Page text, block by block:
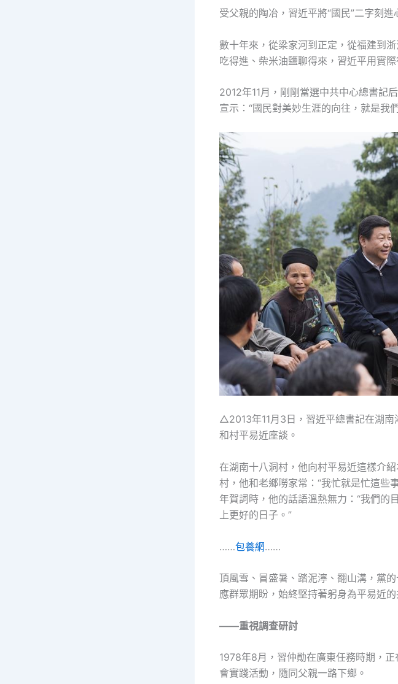
受父親的陶冶，習近平將“國民”二字刻進
數十年來，從梁家河到正定，從福建到
吃得進、柴米油鹽聊得來，習近平用實
2012年11月，剛剛當選中共中心總書記
宣示：“國民對美妙生涯的向往，就是我
△2013年11月3日，習近平總書記在湖
和村平易近座談。
在湖南十八洞村，他向村平易近這樣介
村，他和老鄉嘮家常：“我忙就是忙這些
年賀詞時，他的話語溫熱無力：“我們的
上更好的日子。”
……包養網……
頂風雪、冒盛暑、踏泥濘、翻山溝，黨
應群眾期盼，始終堅持著躬身為平易近的
——重視調查研討
1978年8月，習仲勛在廣東任務時期，
會實踐活動，隨同父親一路下鄉。